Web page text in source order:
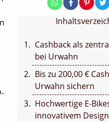
Cashback als
bei Urwahn
Bis zu 200,00 €
Urwahn sichern
Hochwertige E-
innovativem Design